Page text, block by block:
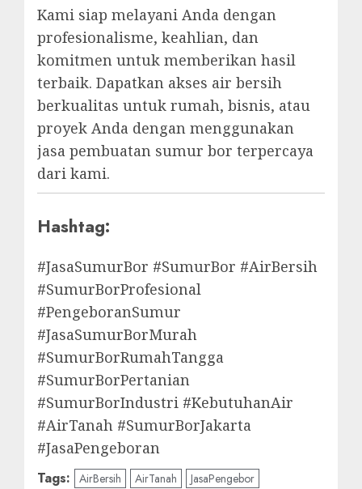
Kami siap melayani Anda dengan
profesionalisme, keahlian, dan
komitmen untuk memberikan hasil
terbaik. Dapatkan akses air bersih
berkualitas untuk rumah, bisnis, atau
proyek Anda dengan menggunakan
jasa pembuatan sumur bor terpercaya
dari kami.
Hashtag:
#JasaSumurBor #SumurBor #AirBersih
#SumurBorProfesional
#PengeboranSumur
#JasaSumurBorMurah
#SumurBorRumahTangga
#SumurBorPertanian
#SumurBorIndustri #KebutuhanAir
#AirTanah #SumurBorJakarta
#JasaPengeboran
Tags: AirBersih AirTanah
JasaPengebor